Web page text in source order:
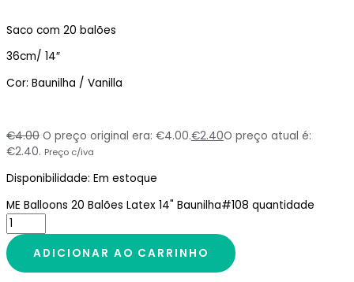
Saco com 20 balões
36cm/ 14″
Cor: Baunilha / Vanilla
€4.00 O preço original era: €4.00.€2.40O preço atual é:
€2.40. Preço c/iva
Disponibilidade: Em estoque
ME Balloons 20 Balões Latex 14" Baunilha#108 quantidade
ADICIONAR AO CARRINHO